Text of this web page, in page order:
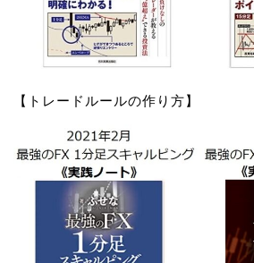
【トレードルールの作り方】